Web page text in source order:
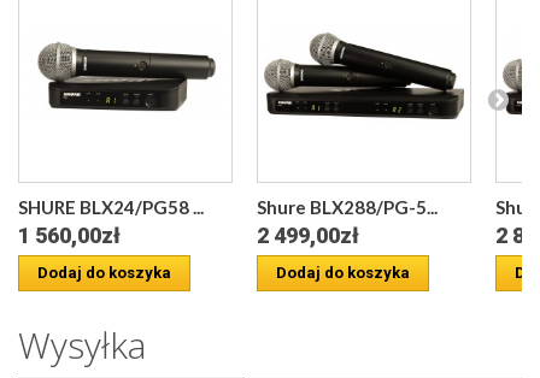
SHURE BLX24/PG58 ...
1 560,00zł
Dodaj do koszyka
Shure BLX288/PG-5...
2 499,00zł
Dodaj do koszyka
2
Wysyłka